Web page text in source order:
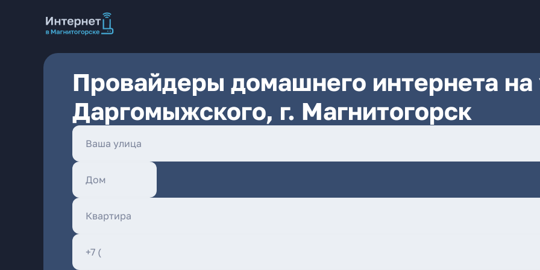
Провайдеры домашнего интернета на
Даргомыжского, г. Магнитогорск